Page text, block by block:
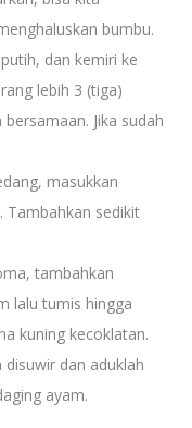
bumbu.
dan kemiri ke
lebih 3 (tiga)
Jika sudah
masukkan
Tambahkan sedikit
tambahkan
lalu tumis hingga
kuning kecoklatan.
dan aduklah
ayam.